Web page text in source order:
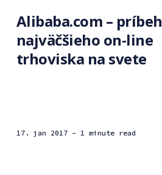
Alibaba.com – príbeh
najväčšieho on-line
trhoviska na svete
17. jan 2017- 1 minute read